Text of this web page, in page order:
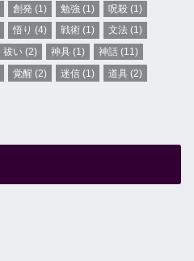
創発 (1) 勉強 (1) 呪殺 (1)
悟り (4) 戦術 (1) 文法 (1)
祓い (2) 神具 (1) 神話 (11)
覚醒 (2) 迷信 (1) 道具 (2)